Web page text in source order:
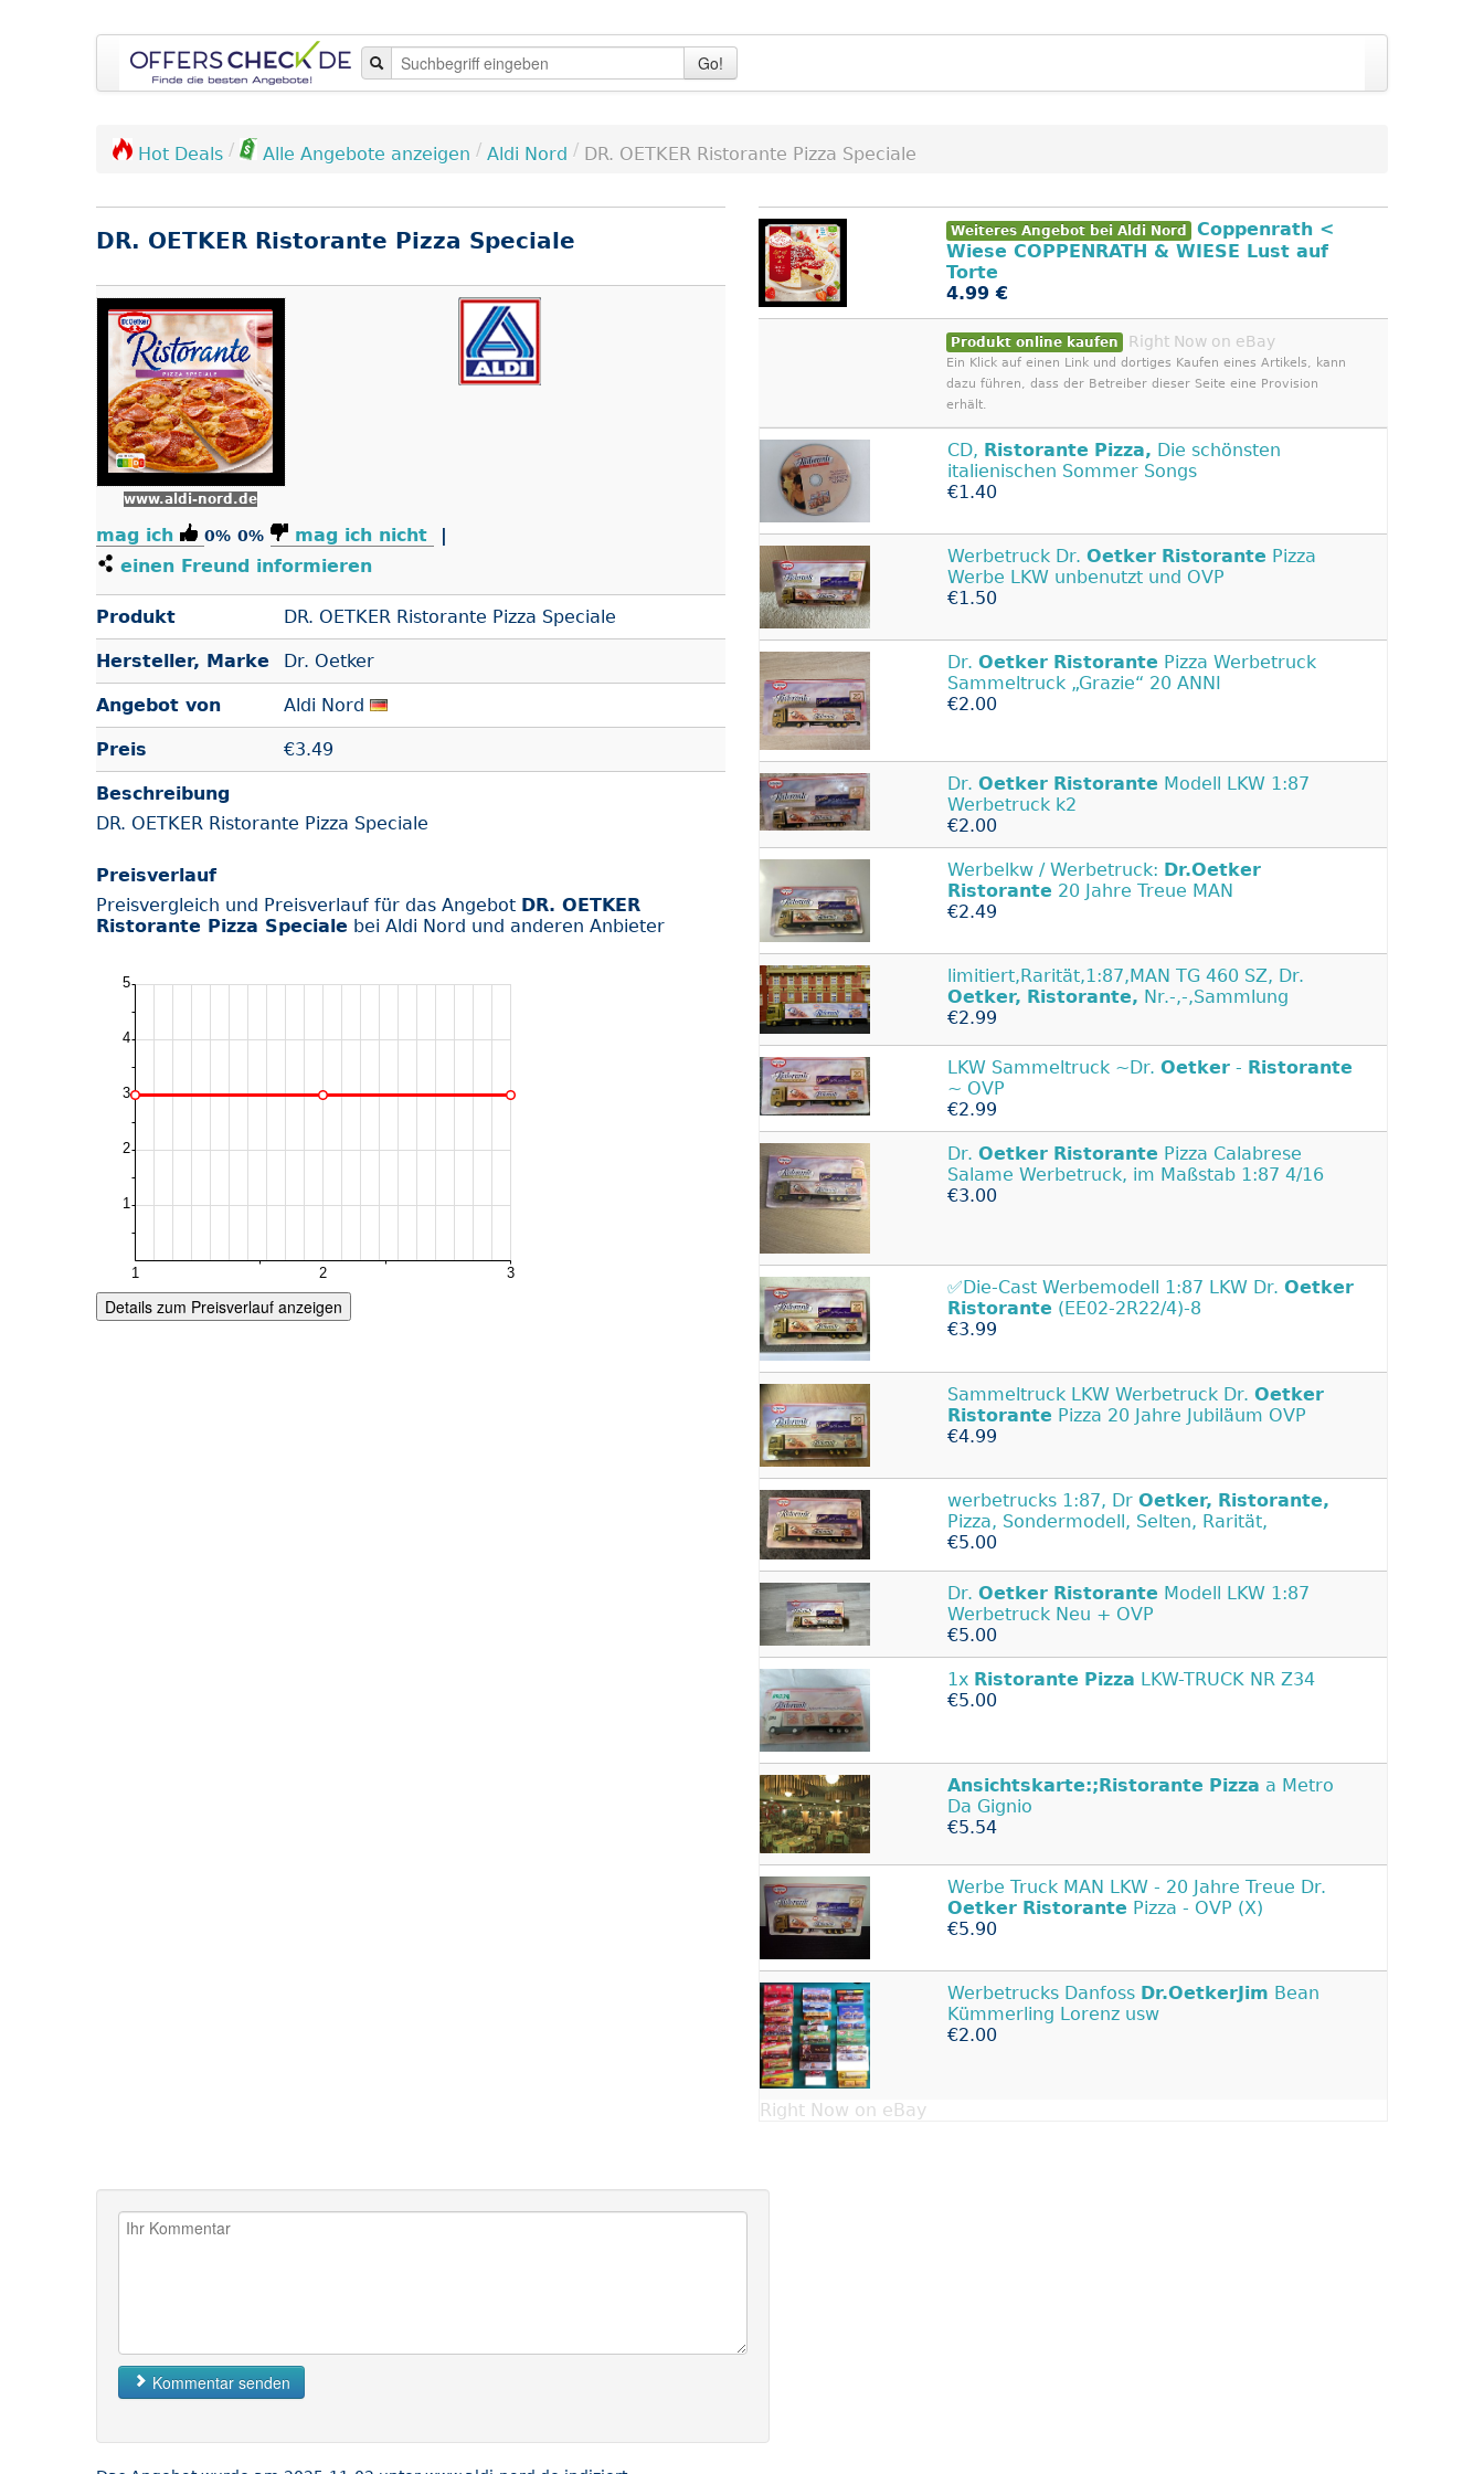
Go!
Hot Deals / Alle Angebote anzeigen / Aldi Nord / DR. OETKER Ristorante Pizza Speciale
DR. OETKER Ristorante Pizza Speciale
www.aldi-nord.de
mag ich 0% 0% mag ich nicht
|
einen Freund informieren
Produkt DR. OETKER Ristorante Pizza Speciale
Hersteller, Marke Dr. Oetker
Angebot von Aldi Nord
Preis €3.49
Beschreibung
DR. OETKER Ristorante Pizza Speciale
Preisverlauf
Preisvergleich und Preisverlauf für das Angebot DR. OETKER
Ristorante Pizza Speciale bei Aldi Nord und anderen Anbieter
Details zum Preisverlauf anzeigen
Weiteres Angebot bei Aldi Nord
Coppenrath <
Wiese COPPENRATH & WIESE Lust auf
Torte
4.99 €
Produkt online kaufen Right Now on eBay
Ein Klick auf einen Link und dortiges Kaufen eines Artikels, kann
dazu führen, dass der Betreiber dieser Seite eine Provision
erhält.
CD, Ristorante Pizza, Die schönsten
italienischen Sommer Songs
€1.40
Werbetruck Dr. Oetker Ristorante Pizza
Werbe LKW unbenutzt und OVP
€1.50
Dr. Oetker Ristorante Pizza Werbetruck
Sammeltruck „Grazie“ 20 ANNI
€2.00
Dr. Oetker Ristorante Modell LKW 1:87
Werbetruck k2
€2.00
Werbelkw / Werbetruck: Dr.Oetker
Ristorante 20 Jahre Treue MAN
€2.49
limitiert,Rarität,1:87,MAN TG 460 SZ, Dr.
Oetker, Ristorante, Nr.-,-,Sammlung
€2.99
LKW Sammeltruck ~Dr. Oetker - Ristorante
~ OVP
€2.99
Dr. Oetker Ristorante Pizza Calabrese
Salame Werbetruck, im Maßstab 1:87 4/16
€3.00
✅Die-Cast Werbemodell 1:87 LKW Dr. Oetker
Ristorante (EE02-2R22/4)-8
€3.99
Sammeltruck LKW Werbetruck Dr. Oetker
Ristorante Pizza 20 Jahre Jubiläum OVP
€4.99
werbetrucks 1:87, Dr Oetker, Ristorante,
Pizza, Sondermodell, Selten, Rarität,
€5.00
Dr. Oetker Ristorante Modell LKW 1:87
Werbetruck Neu + OVP
€5.00
1x Ristorante Pizza LKW-TRUCK NR Z34
€5.00
Ansichtskarte:;Ristorante Pizza a Metro
Da Gignio
€5.54
Werbe Truck MAN LKW - 20 Jahre Treue Dr.
Oetker Ristorante Pizza - OVP (X)
€5.90
Werbetrucks Danfoss Dr.OetkerJim Bean
Kümmerling Lorenz usw
€2.00
Right Now on eBay
Kommentar senden